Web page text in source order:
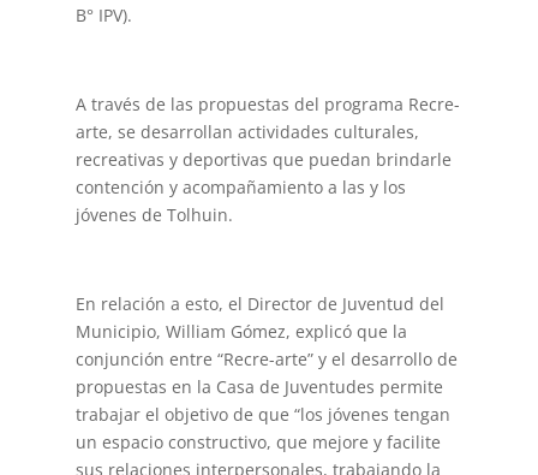
B° IPV).
A través de las propuestas del programa Recre-
arte, se desarrollan actividades culturales,
recreativas y deportivas que puedan brindarle
contención y acompañamiento a las y los
jóvenes de Tolhuin.
En relación a esto, el Director de Juventud del
Municipio, William Gómez, explicó que la
conjunción entre “Recre-arte” y el desarrollo de
propuestas en la Casa de Juventudes permite
trabajar el objetivo de que “los jóvenes tengan
un espacio constructivo, que mejore y facilite
sus relaciones interpersonales, trabajando la